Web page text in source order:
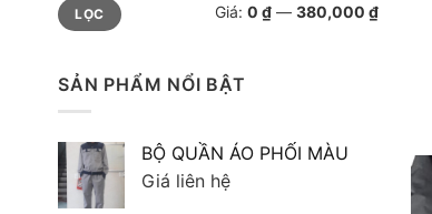
thấp
nhất
cao
nhất
LỌC Giá: 0 ₫— 380,000 ₫
SẢN PHẨM NỔI BẬT
BỘ QUẦN ÁO PHỐI MÀU
Giá liên hệ